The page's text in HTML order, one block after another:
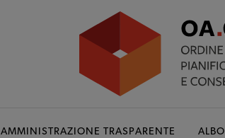
AMMINISTRAZIONE TRASPARENTE ALBO